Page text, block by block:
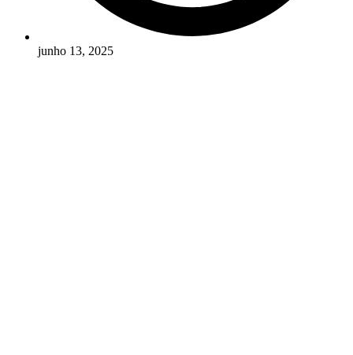
junho 13, 2025